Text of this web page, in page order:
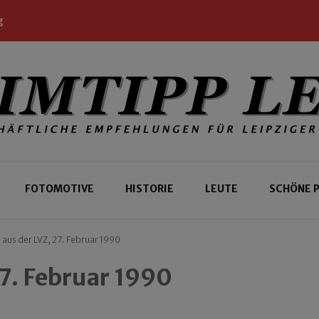
FOTOMOTIVE HISTORIE LEUTE SCHÖNE
der LVZ, 27. Februar 1990
Februar 1990